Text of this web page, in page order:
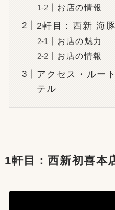
お店の情報
2軒目：西新 海
お店の魅力
お店の情報
アクセス・ルー
テル
1軒目：西新初喜本